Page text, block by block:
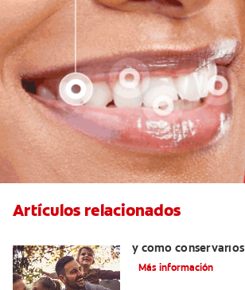
Artículos relacionados
y cómo conservarlos
Más información